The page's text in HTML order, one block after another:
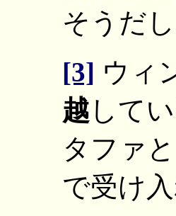
そうだ
[3] ウィ
越 して
タファ
で受け